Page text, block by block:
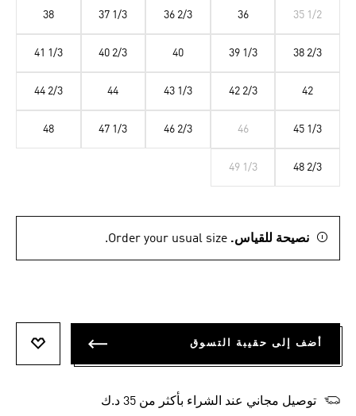
35 1/2
36
36 2/3
37 1/3
38
38 2/3
39 1/3
40
40 2/3
41 1/3
42
42 2/3
43 1/3
44
44 2/3
45 1/3
46
46 2/3
47 1/3
48
48 2/3
49 1/3
نصيحة للقياس. Order your usual size.
أضف إلى حقيبة التسوق
توصيل مجاني عند الشراء بأكثر من 35 د.ك